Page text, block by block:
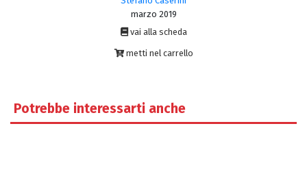
marzo 2019
vai alla scheda
metti nel carrello
Potrebbe interessarti anche